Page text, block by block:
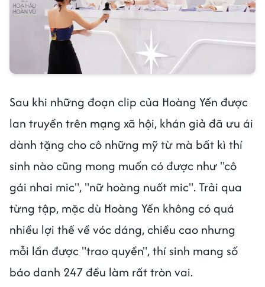
Sau khi những đoạn clip của Hoàng Yến được
lan truyền trên mạng xã hội, khán giả đã ưu ái
dành tặng cho cô những mỹ từ mà bất kì thí
sinh nào cũng mong muốn có được như "cô
gái nhai mic", "nữ hoàng nuốt mic". Trải qua
từng tập, mặc dù Hoàng Yến không có quá
nhiều lợi thế về vóc dáng, chiều cao nhưng
mỗi lần được "trao quyền", thí sinh mang số
báo danh 247 đều làm rất tròn vai.